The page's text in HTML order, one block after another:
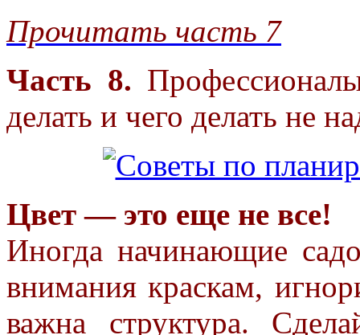
Прочитать часть 7
Часть 8.
делать и чего делать не
Цвет — это еще не все!
Иногда начинающие
вниманиякраскам,
важна структура.